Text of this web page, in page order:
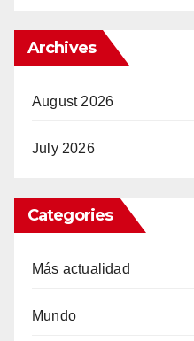
Archives
August 2026
July 2026
Categories
Más actualidad
Mundo